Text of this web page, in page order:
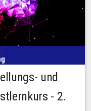
und
- 2.